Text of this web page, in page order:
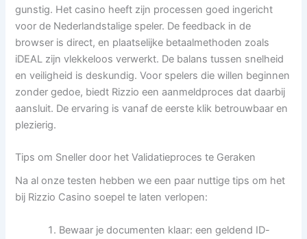
gunstig. Het casino heeft zijn processen goed ingericht
voor de Nederlandstalige speler. De feedback in de
browser is direct, en plaatselijke betaalmethoden zoals
iDEAL zijn vlekkeloos verwerkt. De balans tussen snelheid
en veiligheid is deskundig. Voor spelers die willen beginnen
zonder gedoe, biedt Rizzio een aanmeldproces dat daarbij
aansluit. De ervaring is vanaf de eerste klik betrouwbaar en
plezierig.
Tips om Sneller door het Validatieproces te Geraken
Na al onze testen hebben we een paar nuttige tips om het
bij Rizzio Casino soepel te laten verlopen:
Bewaar je documenten klaar: een geldend ID-